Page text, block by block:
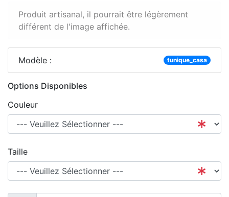
Produit artisanal, il pourrait être légèrement
différent de l'image affichée.
Modèle : tunique_casa
Options Disponibles
Couleur
Taille